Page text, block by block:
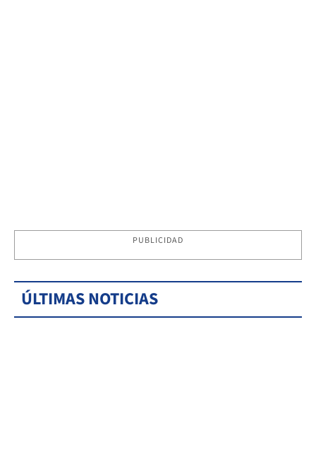
PUBLICIDAD
ÚLTIMAS NOTICIAS